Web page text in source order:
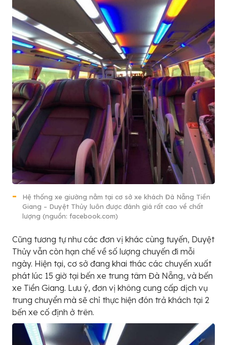
Hệ thống xe giường nằm tại cơ sở xe khách Đà Nẵng Tiền
Giang – Duyệt Thủy luôn được đánh giá rất cao về chất
lượng (nguồn: facebook.com)
Cũng tương tự như các đơn vị khác cùng tuyến, Duyệt
Thủy vẫn còn hạn chế về số lượng chuyến đi mỗi
ngày. Hiện tại, cơ sở đang khai thác các chuyến xuất
phát lúc 15 giờ tại bến xe trung tâm Đà Nẵng, và bến
xe Tiền Giang. Lưu ý, đơn vị không cung cấp dịch vụ
trung chuyển mà sẽ chỉ thực hiện đón trả khách tại 2
bến xe cố định ở trên.